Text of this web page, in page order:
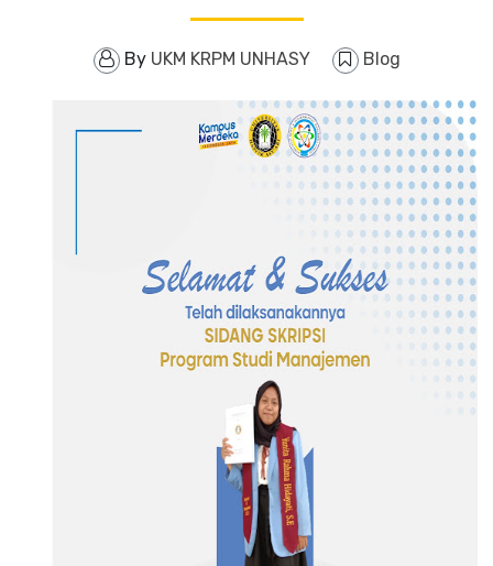
By UKM KRPM UNHASY Blog